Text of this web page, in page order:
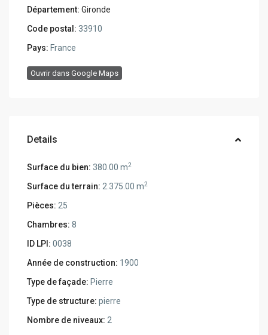
Département: Gironde
Code postal: 33910
Pays: France
Ouvrir dans Google Maps
Details
Surface du bien: 380.00 m2
Surface du terrain: 2.375.00 m2
Pièces: 25
Chambres: 8
ID LPI: 0038
Année de construction: 1900
Type de façade: Pierre
Type de structure: pierre
Nombre de niveaux: 2